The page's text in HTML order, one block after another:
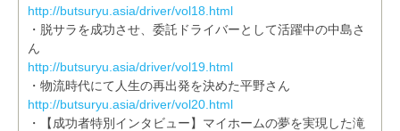
http://butsuryu.asia/driver/vol18.html
・脱サラを成功させ、委託ドライバーとして活躍中の中島さ
ん
http://butsuryu.asia/driver/vol19.html
・物流時代にて人生の再出発を決めた平野さん
http://butsuryu.asia/driver/vol20.html
・【成功者特別インタビュー】マイホームの夢を実現した滝